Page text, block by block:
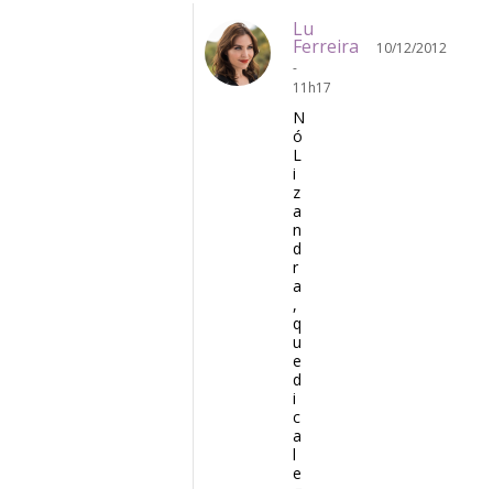
Lu
Ferreira
10/12/2012
-
11h17
N
ó
L
i
z
a
n
d
r
a
,
q
u
e
d
i
c
a
l
e